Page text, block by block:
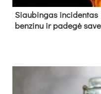
Siau­bin­gas in­ci­den­tas
ben­zi­nu ir pa­de­gė sa­ve